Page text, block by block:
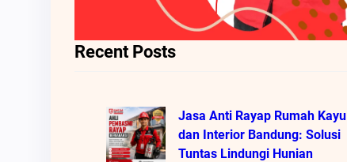
Recent Posts
Jasa Anti Rayap Rumah Kayu
dan Interior Bandung: Solusi
Tuntas Lindungi Hunian